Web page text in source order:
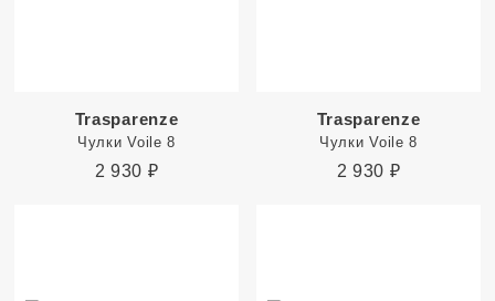
Trasparenze
Чулки Voile 8
2 930 ₽
Trasparenze
Чулки Voile 8
2 930 ₽